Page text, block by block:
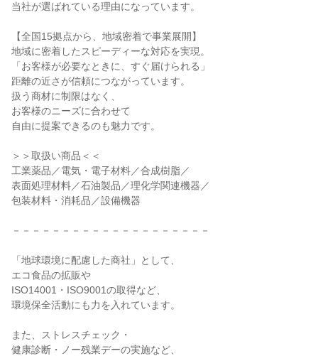
当社が選ばれている理由になっています。
【全国15拠点から、地域密着で事業展開】
地域に密着したスピーディーな対応を実現。
「お客様が必要なときに、すぐ届けられる」
距離の近さが信頼につながっています。
扱う商材に制限はなく、
お客様のニーズに合わせて
自由に提案できるのも魅力です。
＞＞取扱い商品＜＜
工業薬品／電気・電子材料／合成樹脂／
表面処理材料／石油製品／理化学関連機器／
包装材料・消耗品／設備機器
－－－－－－－－－－－－－－－－－－－－
「地球環境に配慮した商社」として、
エコ食品の拡販や
ISO14001・ISO9001の取得など、
環境保全活動にも力を入れています。
また、ストレスチェック・
健康診断・ノー残業デーの実施など、